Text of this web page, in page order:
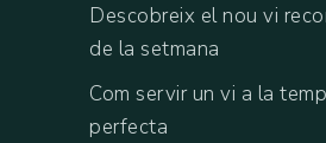
Descobreix el nou vi
de la setmana
Com servir un vi a la
perfecta